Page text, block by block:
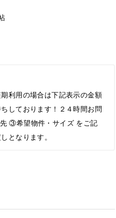
利用の場合は下記表示の金額
しております！２４時間お問
③希望物件・サイズ をご記
となります。